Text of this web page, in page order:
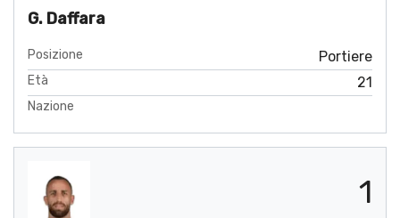
G. Daffara
Posizione Portiere
Età 21
Nazione
1